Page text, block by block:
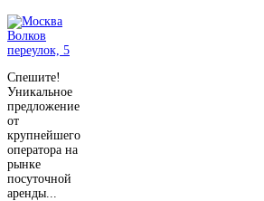
Спешите!
Уникальное
предложение
от
крупнейшего
оператора на
рынке
посуточной
аренды...